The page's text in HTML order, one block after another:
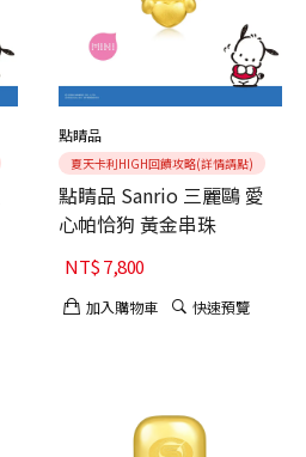
點睛品
夏天卡利HIGH回饋攻略(詳情請點)
點睛品 Sanrio 三麗鷗 愛
心帕恰狗 黃金串珠
NT$7,800
加入購物車 快速預覽